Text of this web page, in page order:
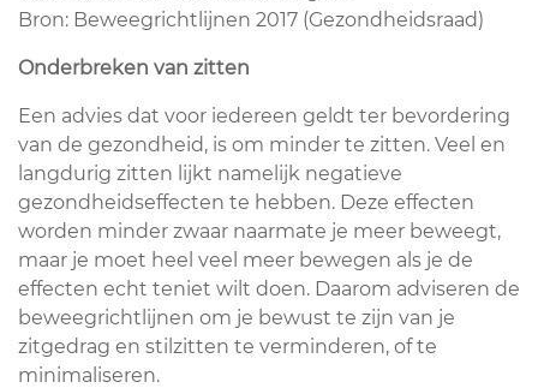
Bron: Beweegrichtlijnen 2017 (Gezondheidsraad)
Onderbreken van zitten
Een advies dat voor iedereen geldt ter bevordering
van de gezondheid, is om minder te zitten. Veel en
langdurig zitten lijkt namelijk negatieve
gezondheidseffecten te hebben. Deze effecten
worden minder zwaar naarmate je meer beweegt,
maar je moet heel veel meer bewegen als je de
effecten echt teniet wilt doen. Daarom adviseren de
beweegrichtlijnen om je bewust te zijn van je
zitgedrag en stilzitten te verminderen, of te
minimaliseren.